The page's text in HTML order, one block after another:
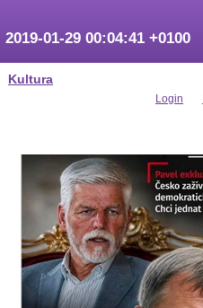
Kultura
2019-01-29 00:04:41 +0100
Login